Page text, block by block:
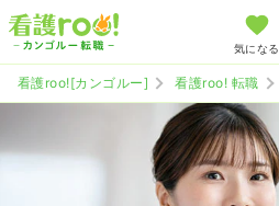
気になる
看護roo![カンゴルー] 看護roo! 転職